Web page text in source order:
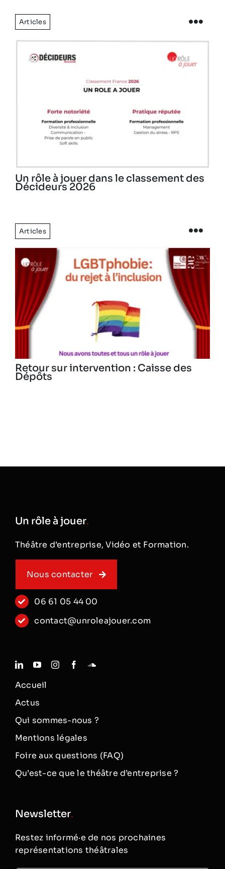
Articles
Un rôle à jouer dans le classement des
Décideurs 2026
Articles
Retour sur intervention : Caisse des
Dépôts
Un rôle à jouer.
Théâtre d’entreprise, Vidéo et Formation.
Nous contacter
06 61 05 44 00
contact@unroleajouer.com
Accueil
Actus
Qui sommes-nous ?
Mentions légales
Foire aux questions (FAQ)
Qu’est-ce que le théâtre d’entreprise ?
Newsletter.
Restez informé·e de nos prochaines
représentations théâtrales